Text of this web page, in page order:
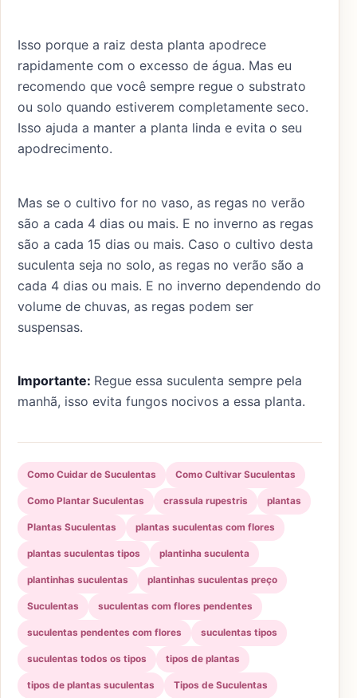
Isso porque a raiz desta planta apodrece
rapidamente com o excesso de água. Mas eu
recomendo que você sempre regue o substrato
ou solo quando estiverem completamente seco.
Isso ajuda a manter a planta linda e evita o seu
apodrecimento.
Mas se o cultivo for no vaso, as regas no verão
são a cada 4 dias ou mais. E no inverno as regas
são a cada 15 dias ou mais. Caso o cultivo desta
suculenta seja no solo, as regas no verão são a
cada 4 dias ou mais. E no inverno dependendo do
volume de chuvas, as regas podem ser
suspensas.
Importante: Regue essa suculenta sempre pela
manhã, isso evita fungos nocivos a essa planta.
Como Cuidar de Suculentas Como Cultivar Suculentas
Como Plantar Suculentas crassula rupestris plantas
Plantas Suculentas plantas suculentas com flores
plantas suculentas tipos plantinha suculenta
plantinhas suculentas plantinhas suculentas preço
Suculentas suculentas com flores pendentes
suculentas pendentes com flores suculentas tipos
suculentas todos os tipos tipos de plantas
tipos de plantas suculentas Tipos de Suculentas